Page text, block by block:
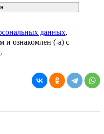
данных,
и ознакомлен (-а) c
.